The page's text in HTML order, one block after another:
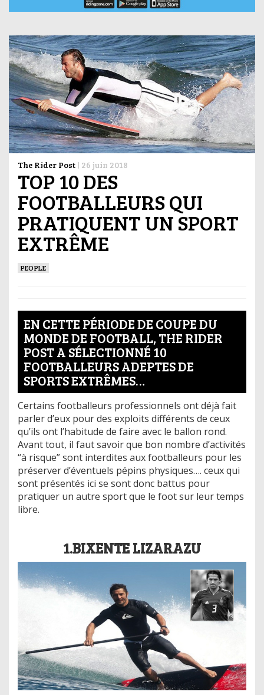
The Rider Post | 26 juin 2018
TOP 10 DES
FOOTBALLEURS QUI
PRATIQUENT UN SPORT
EXTRÊME
PEOPLE
EN CETTE PÉRIODE DE COUPE DU
MONDE DE FOOTBALL, THE RIDER
POST A SÉLECTIONNÉ 10
FOOTBALLEURS ADEPTES DE
SPORTS EXTRÊMES…
Certains footballeurs professionnels ont déjà fait
parler d’eux pour des exploits différents de ceux
qu’ils ont l’habitude de faire avec le ballon rond.
Avant tout, il faut savoir que bon nombre d’activités
“à risque” sont interdites aux footballeurs pour les
préserver d’éventuels pépins physiques…. ceux qui
sont présentés ici se sont donc battus pour
pratiquer un autre sport que le foot sur leur temps
libre.
1.BIXENTE LIZARAZU